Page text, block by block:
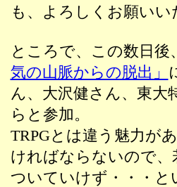
も、よろしくお願い
ところで、この数日後
気の山脈からの脱出」
ん、大沢健さん、東大
らと参加。
TRPGとは違う魅力が
ければならないので
ついていけず・・・